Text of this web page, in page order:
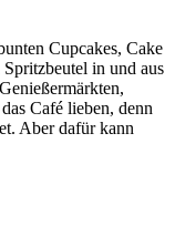
Cupcakes, Cake
in und aus
Café lieben, denn
Aber dafür kann